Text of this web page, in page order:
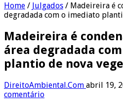
Home / Julgados / Madeireira é
degradada com o imediato
Madeireira é
área degradada
plantio de nova
DireitoAmbiental.Com abril 19,
comentário